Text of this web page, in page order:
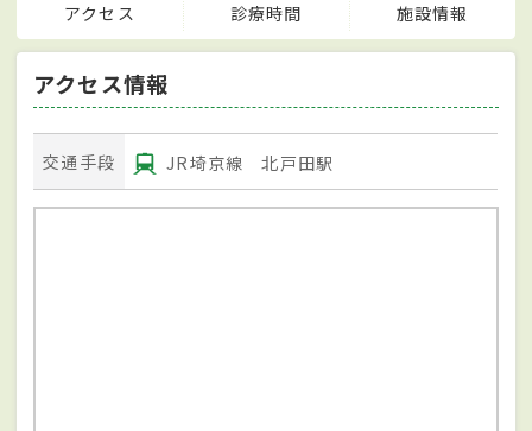
アクセス 診療時間 施設情報
アクセス情報
交通手段 JR埼京線 北戸田駅